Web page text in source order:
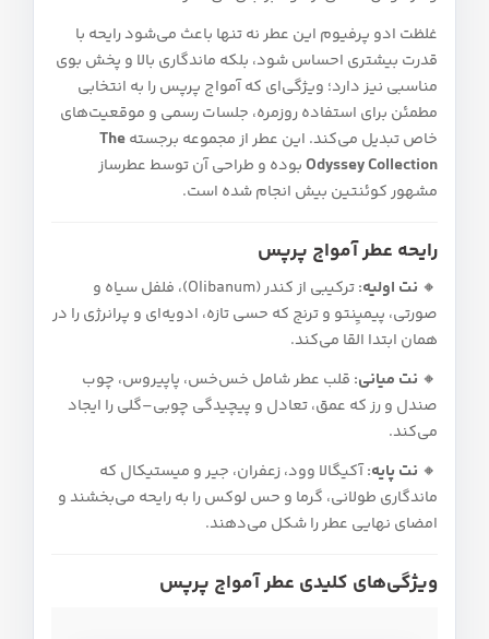
غلظت ادو پرفیوم این عطر نه تنها باعث می‌شود رایحه با
قدرت بیشتری احساس شود، بلکه ماندگاری بالا و پخش بوی
مناسبی نیز دارد؛ ویژگی‌ای که آمواج پرپس را به انتخابی
مطمئن برای استفاده روزمره، جلسات رسمی و موقعیت‌های
خاص تبدیل می‌کند. این عطر از مجموعه برجستهThe
Odyssey Collectionبوده و طراحی آن توسط عطرساز
مشهور کوئنتین بیش انجام شده است.
رایحه عطر آمواج پرپس
🔸 نت اولیه:
ترکیبی از کندر (Olibanum)، فلفل سیاه و
صورتی، پیمیِنتو و ترنج که حسی تازه، ادویه‌ای و پرانرژی را در
همان ابتدا القا می‌کند.
🔸 نت میانی: قلب عطر شامل خس‌خس، پاپیروس، چوب
صندل و رز که عمق، تعادل و پیچیدگی چوبی–گلی را ایجاد
می‌کند.
🔸 نت پایه:آکیگالا وود، زعفران، جیر و میستیکال که
ماندگاری طولانی، گرما و حس لوکس را به رایحه می‌بخشند و
امضای نهایی عطر را شکل می‌دهند.
ویژگی‌های کلیدی عطر آمواج پرپس